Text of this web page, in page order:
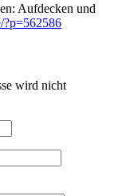
Aufdecken und
wird nicht